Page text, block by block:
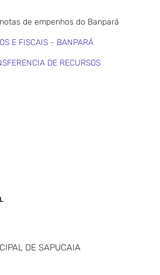
de empenhos do Banpará
E FISCAIS - BANPARÁ
DE RECURSOS
DE SAPUCAIA